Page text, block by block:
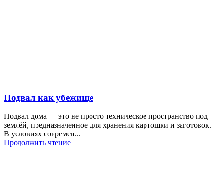
Подвал как убежище
Подвал дома — это не просто техническое пространство под
землёй, предназначенное для хранения картошки и заготовок.
В условиях современ...
Продолжить чтение